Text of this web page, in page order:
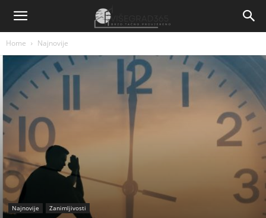
Home Najnovije
Najnovije Zanimljivosti